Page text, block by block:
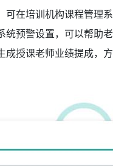
可在培训机构课程管理
预警设置，可以帮助
授课老师业绩提成，